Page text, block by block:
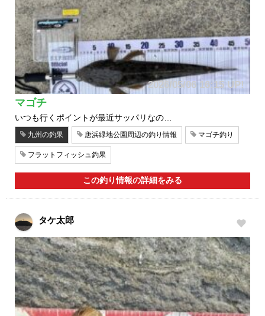
2026/05/06 16:15 UP!
マゴチ
いつも行くポイントが最近サッパリなの…
九州の釣果 唐浜緑地公園周辺の釣り情報 マゴチ釣り
フラットフィッシュ釣果
この釣り情報の詳細をみる
タケ太郎